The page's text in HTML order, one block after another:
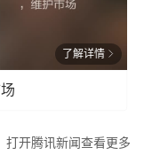
了解详情
打开腾讯新闻查看更多